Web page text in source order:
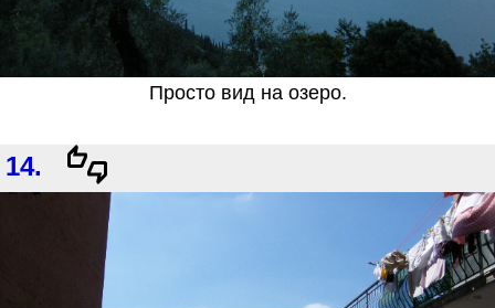
Просто вид на озеро.
14.